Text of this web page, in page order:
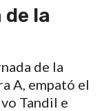
la
de la
A, empató el
Tandil e